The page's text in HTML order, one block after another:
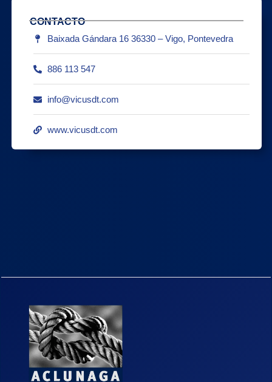
CONTACTO
Baixada Gándara 16 36330 – Vigo, Pontevedra
886 113 547
info@vicusdt.com
www.vicusdt.com